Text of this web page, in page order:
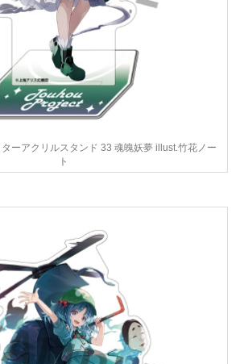
ーアクリルスタンド 33 魂魄妖夢 illust.竹花ノー
ト